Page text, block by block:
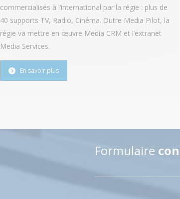
commercialisés à l’international par la régie : plus de
40 supports TV, Radio, Cinéma. Outre Media Pilot, la
régie va mettre en œuvre Media CRM et l’extranet
Media Services.
En savoir plus
Formulaire